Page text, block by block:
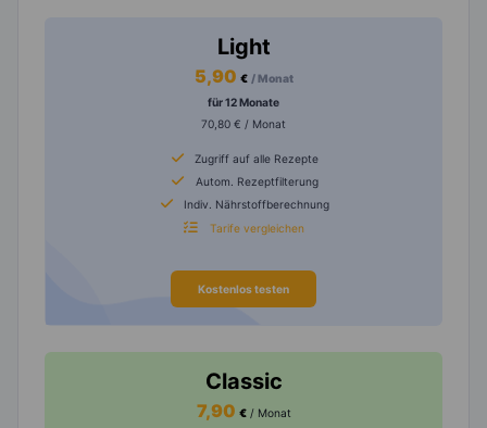
Light
5,90 € / Monat
für 12 Monate
70,80 € / Monat
Zugriff auf alle Rezepte
Autom. Rezeptfilterung
Indiv. Nährstoffberechnung
Tarife vergleichen
Kostenlos testen
Classic
7,90 € / Monat